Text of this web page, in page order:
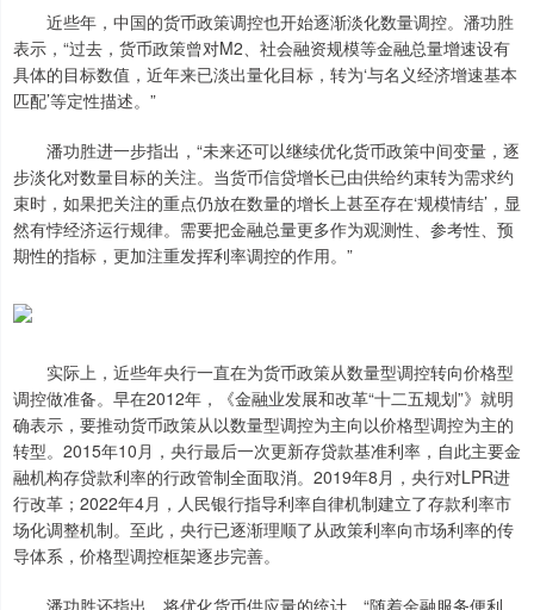
近些年，中国的货币政策调控也开始逐渐淡化数量调控。潘功胜
表示，“过去，货币政策曾对M2、社会融资规模等金融总量增速设有
具体的目标数值，近年来已淡出量化目标，转为‘与名义经济增速基本
匹配’等定性描述。”
潘功胜进一步指出，“未来还可以继续优化货币政策中间变量，逐
步淡化对数量目标的关注。当货币信贷增长已由供给约束转为需求约
束时，如果把关注的重点仍放在数量的增长上甚至存在‘规模情结’，显
然有悖经济运行规律。需要把金融总量更多作为观测性、参考性、预
期性的指标，更加注重发挥利率调控的作用。”
实际上，近些年央行一直在为货币政策从数量型调控转向价格型
调控做准备。早在2012年，《金融业发展和改革“十二五规划”》就明
确表示，要推动货币政策从以数量型调控为主向以价格型调控为主的
转型。2015年10月，央行最后一次更新存贷款基准利率，自此主要金
融机构存贷款利率的行政管制全面取消。2019年8月，央行对LPR进
行改革；2022年4月，人民银行指导利率自律机制建立了存款利率市
场化调整机制。至此，央行已逐渐理顺了从政策利率向市场利率的传
导体系，价格型调控框架逐步完善。
潘功胜还指出，将优化货币供应量的统计。“随着金融服务便利